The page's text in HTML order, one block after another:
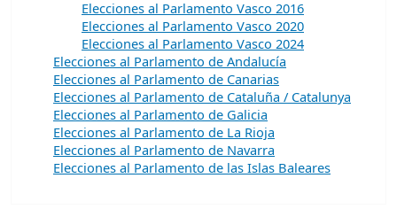
Elecciones al Parlamento Vasco 2016
Elecciones al Parlamento Vasco 2020
Elecciones al Parlamento Vasco 2024
Elecciones al Parlamento de Andalucía
Elecciones al Parlamento de Canarias
Elecciones al Parlamento de Cataluña / Catalunya
Elecciones al Parlamento de Galicia
Elecciones al Parlamento de La Rioja
Elecciones al Parlamento de Navarra
Elecciones al Parlamento de las Islas Baleares